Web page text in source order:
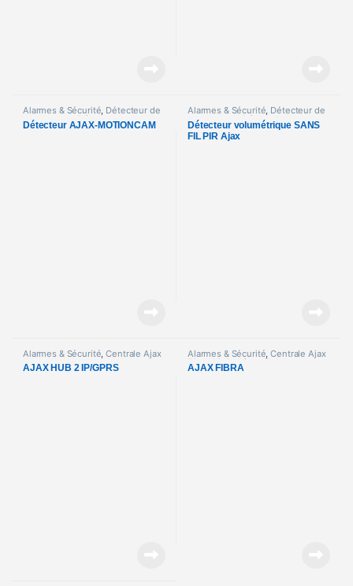
Alarmes & Sécurité, Détecteur de
mouvement,Détecteurs et
Accessoires
Détecteur AJAX-MOTIONCAM
Alarmes & Sécurité, Détecteur de
mouvement Détecteurs et
Accessoires
Détecteur volumétrique SANS
FIL PIR Ajax
Alarmes & Sécurité ,Centrale Ajax
AJAX HUB 2 IP/GPRS
Alarmes & Sécurité ,Centrale Ajax
Fibra,Kit Système filaire
AJAX FIBRA